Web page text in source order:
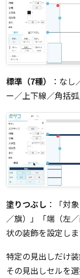
標準（7種）
：な
ー／上下線／角括弧
塗りつぶし ：「対
／旗）」「端（左
状の装飾を設定し
特定の見出しだけ
その見出しセルを